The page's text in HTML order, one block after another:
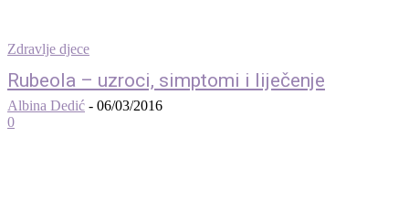
Zdravlje djece
Rubeola – uzroci, simptomi i liječenje
Albina Dedić - 06/03/2016
0